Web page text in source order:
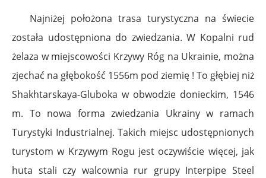
Najniżej położona trasa turystyczna na świecie
została udostępniona do zwiedzania. W Kopalni rud
żelaza w miejscowości Krzywy Róg na Ukrainie, można
zjechać na głębokość 1556m pod ziemię ! To głębiej niż
Shakhtarskaya-Gluboka w obwodzie donieckim, 1546
m. To nowa forma zwiedzania Ukrainy w ramach
Turystyki Industrialnej. Takich miejsc udostępnionych
turystom w Krzywym Rogu jest oczywiście więcej, jak
huta stali czy walcownia rur grupy Interpipe Steel